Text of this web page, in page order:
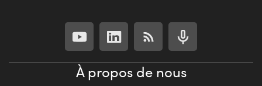
À propos de nous